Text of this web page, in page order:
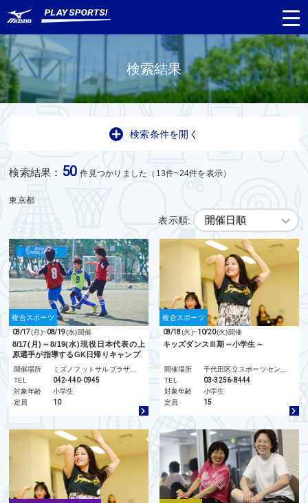
都道府県から探す
検索結果
検索条件を開く
検索結果 : 50 件見つかりました（13件~24件を表示）
東京都
表示順:
複合スポーツ
08/17(月)~08/19(水)開催
8/17(月)～8/19(水)現役日本代表の上
原選手が指導するGK日帰りキャンプ
開催場所
TEL
042-440-0945
対象年齢
小学生
定員
10
複合スポーツ
08/18(火)~10/20(火)開催
キッズダンスⅢ期～小学生～
開催場所
TEL
03-3256-8444
対象年齢
小学生
定員
15